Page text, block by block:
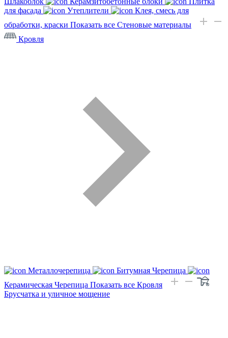
для фасада
Утеплители
Клея, смесь для
обработки, краски Показать все Стеновые материалы
Кровля
Металлочерепица
Битумная Черепица
Керамическая Черепица Показать все Кровля
Брусчатка и уличное мощение